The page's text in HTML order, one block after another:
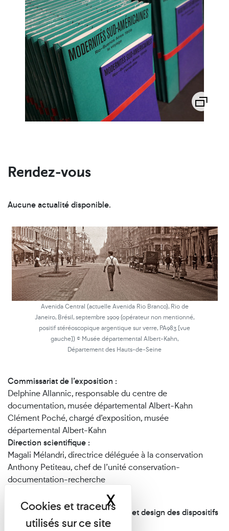
Rendez-vous
Aucune actualité disponible.
Avenida Central (actuelle Avenida Rio Branco), Rio de
Janeiro, Brésil, septembre 1909 (opérateur non mentionné,
positif stéréoscopique argentique sur verre, PA983 [vue
gauche]) © Musée départemental Albert-Kahn,
Département des Hauts-de-Seine
Commissariat de l’exposition :
Delphine Allannic, responsable du centre de
documentation, musée départemental Albert-Kahn
Clément Poché, chargé d’exposition, musée
départemental Albert-Kahn
Direction scientifique :
Magali Mélandri, directrice déléguée à la conservation
Anthony Petiteau, chef de l’unité conservation-
documentation-recherche
Direction artistique, scénographie et design des dispositifs
de médiation : Mélinée Faubert
XMasquer le